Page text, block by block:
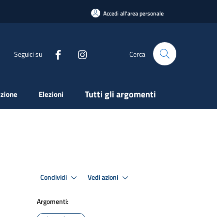
Accedi all'area personale
Seguici su Cerca
Elezioni Tutti gli argomenti
Condividi Vedi azioni
Argomenti: